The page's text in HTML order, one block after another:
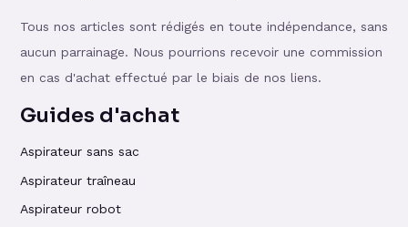
Tous nos articles sont rédigés en toute indépendance, sans
aucun parrainage. Nous pourrions recevoir une commission
en cas d'achat effectué par le biais de nos liens.
Guides d'achat
Aspirateur sans sac
Aspirateur traîneau
Aspirateur robot